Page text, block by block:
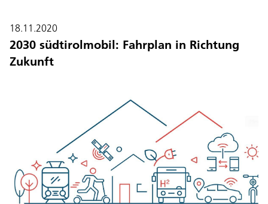
18.11.2020
2030 südtirolmobil: Fahrplan in Richtung
Zukunft